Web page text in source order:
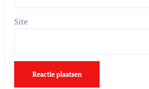
Site